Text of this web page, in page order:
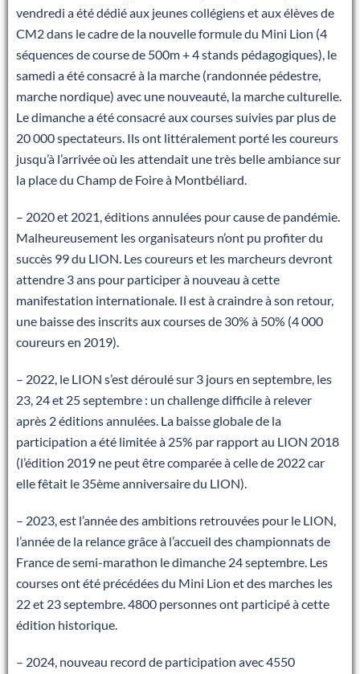
vendredi a été dédié aux jeunes collégiens et aux élèves de
CM2 dans le cadre de la nouvelle formule du Mini Lion (4
séquences de course de 500m + 4 stands pédagogiques), le
samedi a été consacré à la marche (randonnée pédestre,
marche nordique) avec une nouveauté, la marche culturelle.
Le dimanche a été consacré aux courses suivies par plus de
20 000 spectateurs. Ils ont littéralement porté les coureurs
jusqu’à l’arrivée où les attendait une très belle ambiance sur
la place du Champ de Foire à Montbéliard.
– 2020 et 2021, éditions annulées pour cause de pandémie.
Malheureusement les organisateurs n’ont pu profiter du
succès 99 du LION. Les coureurs et les marcheurs devront
attendre 3 ans pour participer à nouveau à cette
manifestation internationale. Il est à craindre à son retour,
une baisse des inscrits aux courses de 30% à 50% (4 000
coureurs en 2019).
– 2022, le LION s’est déroulé sur 3 jours en septembre, les
23, 24 et 25 septembre : un challenge difficile à relever
après 2 éditions annulées. La baisse globale de la
participation a été limitée à 25% par rapport au LION 2018
(l’édition 2019 ne peut être comparée à celle de 2022 car
elle fêtait le 35ème anniversaire du LION).
– 2023, est l’année des ambitions retrouvées pour le LION,
l’année de la relance grâce à l’accueil des championnats de
France de semi-marathon le dimanche 24 septembre. Les
courses ont été précédées du Mini Lion et des marches les
22 et 23 septembre. 4800 personnes ont participé à cette
édition historique.
– 2024, nouveau record de participation avec 4550